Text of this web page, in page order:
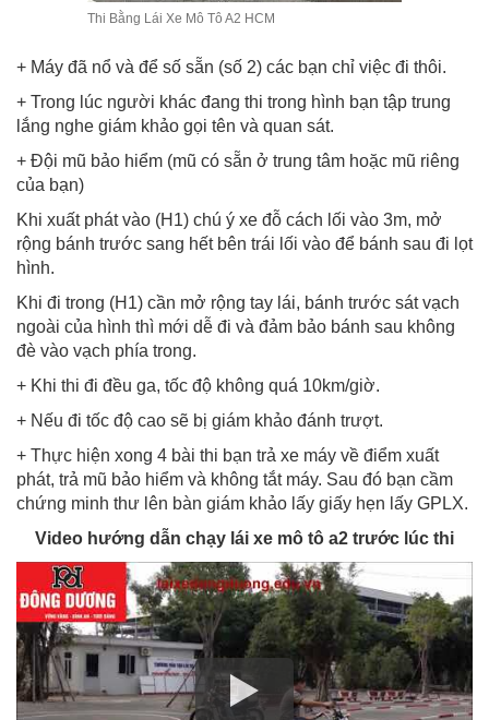
Thi Bằng Lái Xe Mô Tô A2 HCM
+ Máy đã nổ và để số sẵn (số 2) các bạn chỉ việc đi thôi.
+ Trong lúc người khác đang thi trong hình bạn tập trung
lắng nghe giám khảo gọi tên và quan sát.
+ Đội mũ bảo hiểm (mũ có sẵn ở trung tâm hoặc mũ riêng
của bạn)
Khi xuất phát vào (H1) chú ý xe đỗ cách lối vào 3m, mở
rộng bánh trước sang hết bên trái lối vào để bánh sau đi lọt
hình.
Khi đi trong (H1) cần mở rộng tay lái, bánh trước sát vạch
ngoài của hình thì mới dễ đi và đảm bảo bánh sau không
đè vào vạch phía trong.
+ Khi thi đi đều ga, tốc độ không quá 10km/giờ.
+ Nếu đi tốc độ cao sẽ bị giám khảo đánh trượt.
+ Thực hiện xong 4 bài thi bạn trả xe máy về điểm xuất
phát, trả mũ bảo hiểm và không tắt máy. Sau đó bạn cầm
chứng minh thư lên bàn giám khảo lấy giấy hẹn lấy GPLX.
Video hướng dẫn chạy lái xe mô tô a2 trước lúc thi